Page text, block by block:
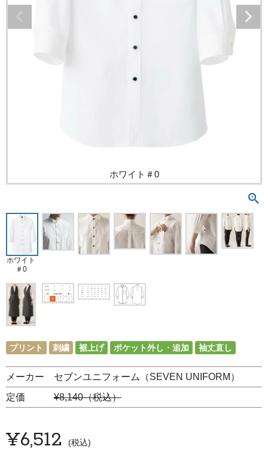
ホワイト＃0
ホワイト
＃0
プリント 刺繍 裾上げ ポケット外し・追加 袖丈直し
メーカー セブンユニフォーム（SEVEN UNIFORM）
定価 ¥8,140（税込）
¥6,512 税込